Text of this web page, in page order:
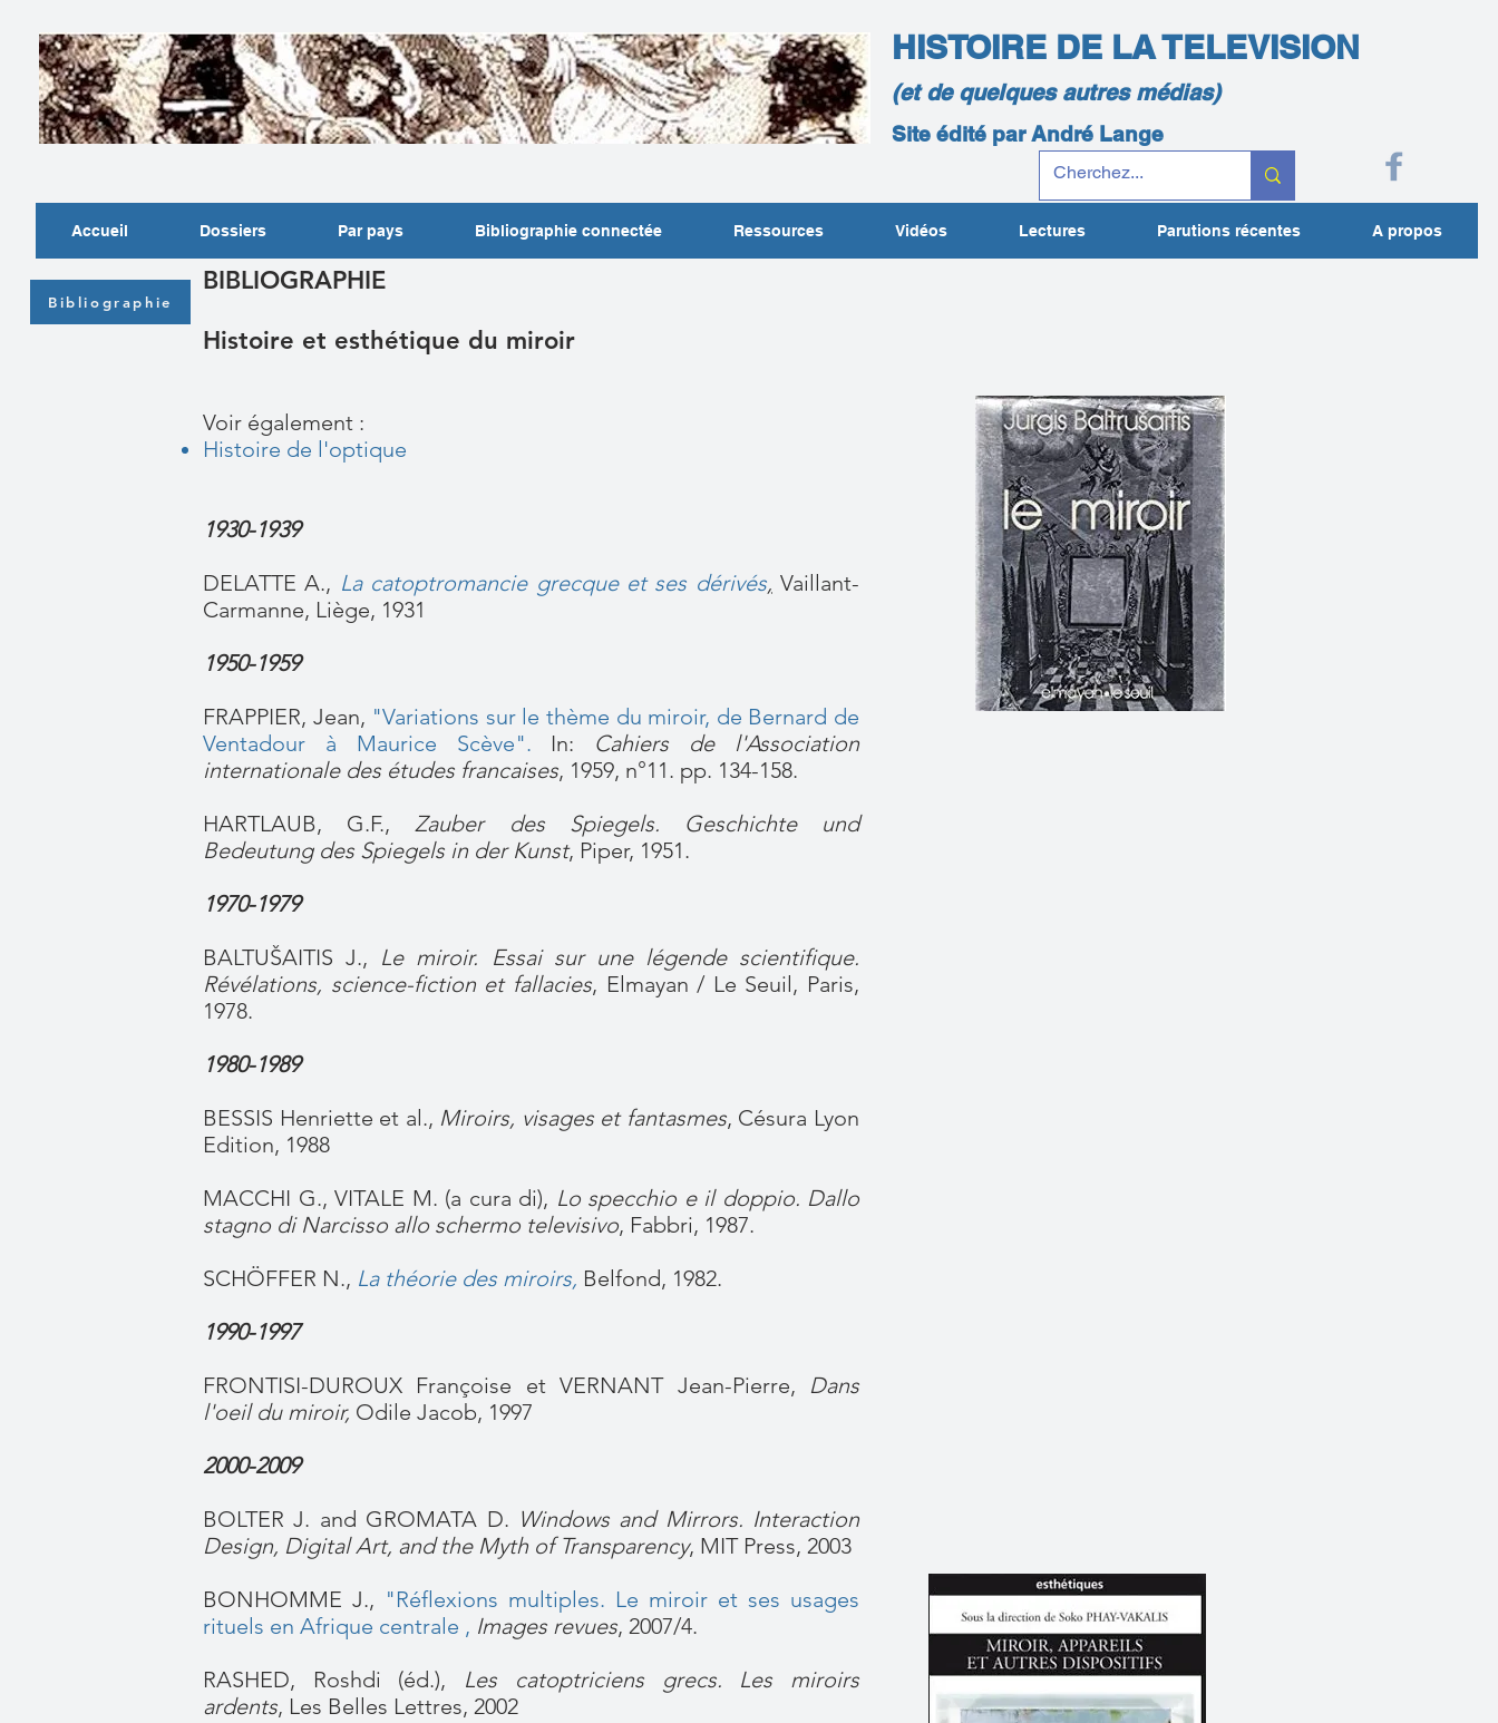
HISTOIRE DE LA TELEVISION
(et de quelques autres médias)
Site édité par André Lange
Accueil Dossiers Par pays Bibliographie connectée Ressources Vidéos Lectures Parutions récentes A propos
Bibliographie
BIBLIOGRAPHIE
Histoire et esthétique du miroir
Voir également :
Histoire de l'optique
1930-1939
DELATTE A., La catoptromancie grecque et ses dérivés, Vaillant-
Carmanne, Liège, 1931
1950-1959
FRAPPIER, Jean, "Variations sur le thème du miroir, de Bernard de
Ventadour à Maurice Scève". In: Cahiers de l'Association
internationale des études francaises, 1959, n°11. pp. 134-158.
HARTLAUB, G.F.,Zauber des Spiegels. Geschichte und
Bedeutung des Spiegels in der Kunst, Piper, 1951.
1970-1979
BALTUŠAITIS J., Le miroir. Essai sur une légende scientifique.
Révélations, science-fiction et fallacies, Elmayan / Le Seuil, Paris,
1978.
1980-1989
BESSIS Henriette et al., Miroirs, visages et fantasmes, Césura Lyon
Edition, 1988
MACCHI G., VITALE M. (a cura di), Lo specchio e il doppio. Dallo
stagno di Narcisso allo schermo televisivo, Fabbri, 1987.
SCHÖFFER N., La théorie des miroirs, Belfond, 1982.
1990-1997
FRONTISI-DUROUX Françoise et VERNANT Jean-Pierre, Dans
l'oeil du miroir, Odile Jacob, 1997
2000-2009
BOLTER J. and GROMATA D. Windows and Mirrors. Interaction
Design, Digital Art, and the Myth of Transparency, MIT Press, 2003
BONHOMME J., "Réflexions multiples. Le miroir et ses usages
rituels en Afrique centrale , Images revues, 2007/4.
RASHED, Roshdi (éd.), Les catoptriciens grecs. Les miroirs
ardents, Les Belles Lettres, 2002